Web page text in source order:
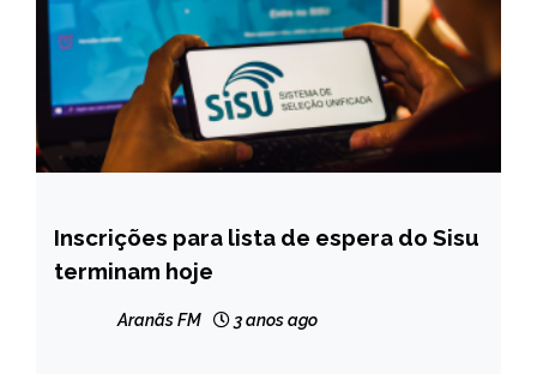
BRASIL
CAPELINHA
Inscrições para lista de espera do Sisu
terminam hoje
Aranãs FM 3 anos ago